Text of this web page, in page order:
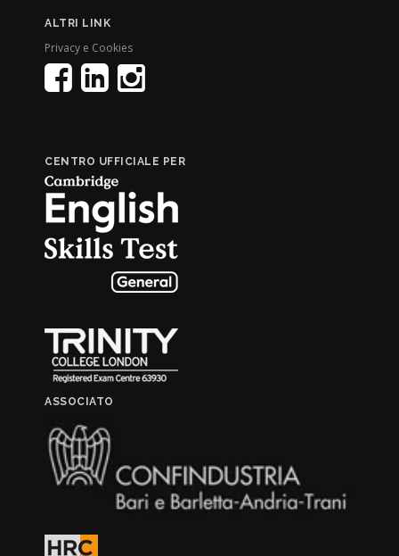
ALTRI LINK
Privacy e Cookies
CENTRO UFFICIALE PER
ASSOCIATO